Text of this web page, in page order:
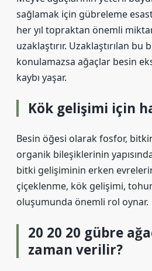
sağlamak için gübreleme
her yıl topraktan önemli
uzaklaştırır. Uzaklaştırılan bu
konulamazsa ağaçlar besin
kaybı yaşar.
Kök gelişimi için
Besin öğesi olarak fosfor,
organik bileşiklerinin
bitki gelişiminin erken
çiçeklenme, kök gelişimi,
oluşumunda önemli rol oynar.
20 20 20 gübre
zaman verilir?